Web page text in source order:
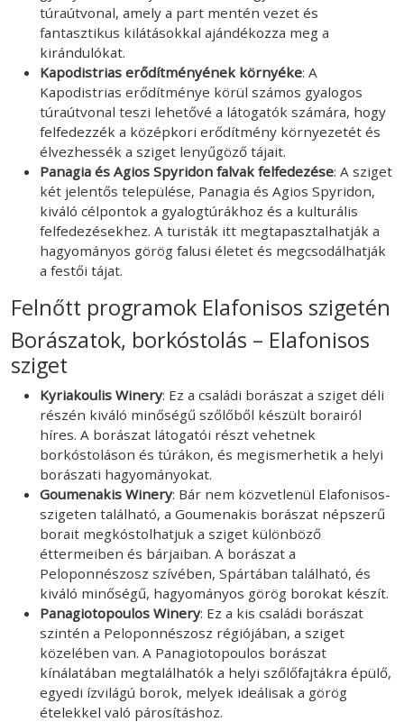
túraútvonal, amely a part mentén vezet és
fantasztikus kilátásokkal ajándékozza meg a
kirándulókat.
Kapodistrias erődítményének környéke: A
Kapodistrias erődítménye körül számos gyalogos
túraútvonal teszi lehetővé a látogatók számára, hogy
felfedezzék a középkori erődítmény környezetét és
élvezhessék a sziget lenyűgöző tájait.
Panagia és Agios Spyridon falvak felfedezése: A sziget
két jelentős települése, Panagia és Agios Spyridon,
kiváló célpontok a gyalogtúrákhoz és a kulturális
felfedezésekhez. A turisták itt megtapasztalhatják a
hagyományos görög falusi életet és megcsodálhatják
a festői tájat.
Felnőtt programok Elafonisos szigetén
Borászatok, borkóstolás – Elafonisos
sziget
Kyriakoulis Winery: Ez a családi borászat a sziget déli
részén kiváló minőségű szőlőből készült borairól
híres. A borászat látogatói részt vehetnek
borkóstoláson és túrákon, és megismerhetik a helyi
borászati hagyományokat.
Goumenakis Winery: Bár nem közvetlenül Elafonisos-
szigeten található, a Goumenakis borászat népszerű
borait megkóstolhatjuk a sziget különböző
éttermeiben és bárjaiban. A borászat a
Peloponnészosz szívében, Spártában található, és
kiváló minőségű, hagyományos görög borokat készít.
Panagiotopoulos Winery: Ez a kis családi borászat
szintén a Peloponnészosz régiójában, a sziget
közelében van. A Panagiotopoulos borászat
kínálatában megtalálhatók a helyi szőlőfajtákra épülő,
egyedi ízvilágú borok, melyek ideálisak a görög
ételekkel való párosításhoz.